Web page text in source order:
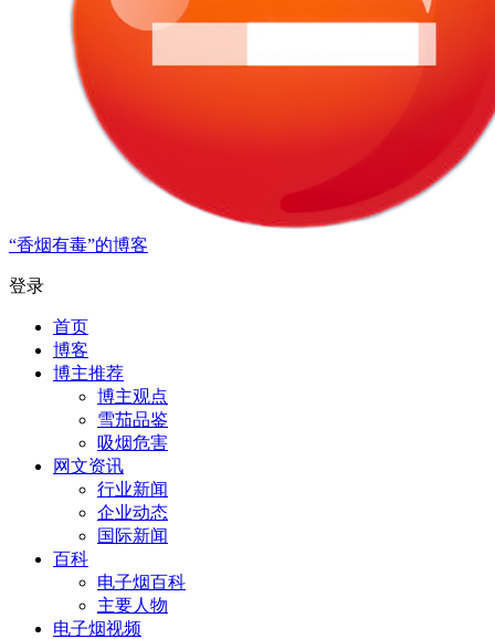
“香烟有毒”的博客
登录
首页
博客
博主推荐
博主观点
雪茄品鉴
吸烟危害
网文资讯
行业新闻
企业动态
国际新闻
百科
电子烟百科
主要人物
电子烟视频